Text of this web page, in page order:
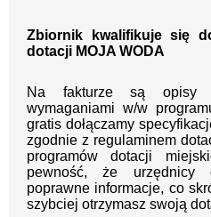
Zbiornik kwalifikuje się
dotacji MOJA WODA
Na fakturze są opisy
wymaganiami w/w
gratis dołączamy
zgodnie z regulaminem
programów dotacji
pewność, że urzędnicy
poprawne informacje, co
szybciej otrzymasz swoją